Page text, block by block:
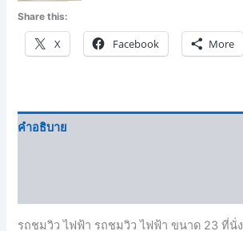
Share this:
X Facebook More
คำอธิบาย
รถชมวิว ไฟฟ้า รถชมวิว ไฟฟ้า ขนาด 23 ที่นั่ง